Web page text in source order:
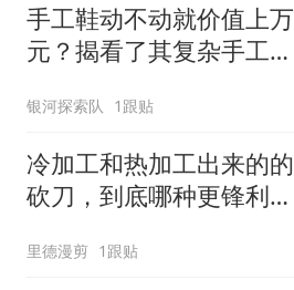
手工鞋动不动就价值上万
元？揭看了其复杂手工制
银河探索队 1跟贴
冷加工和热加工出来的的
砍刀，到底哪种更锋利耐
里德漫剪 1跟贴